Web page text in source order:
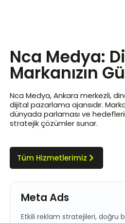
Nca Medya:
Markanızın
Nca Medya, Ankara merkezli,
dijital pazarlama ajansıdır.
dünyada parlaması ve
stratejik çözümler sunar.
Tüm Hizmetlerimiz
Meta Ads
Etkili reklam stratejileri, doğru